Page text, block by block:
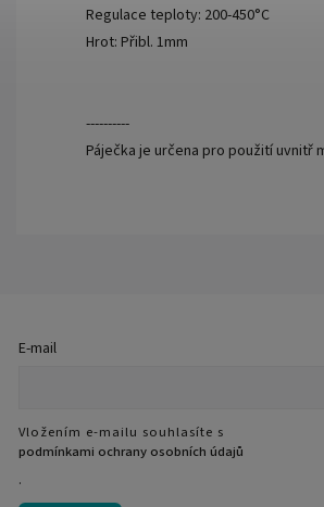
Regulace teploty: 200-450°C
Hrot: Přibl. 1mm
----------
Páječka je určena pro použití
E-mail
Vložením e-mailu souhlasíte s
podmínkami ochrany osobních údajů
.